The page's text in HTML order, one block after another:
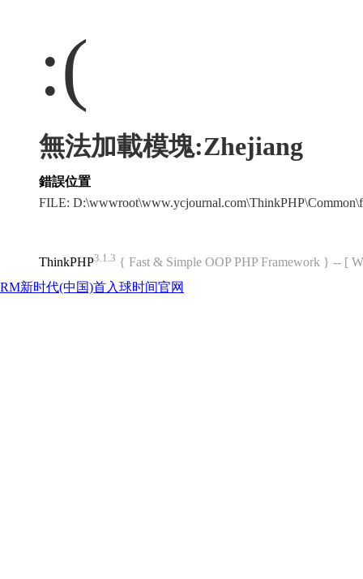
:(
無法加載模塊:Zhejiang
錯誤位置
FILE:
ThinkPHP3.1.3 { Fast & Simple OOP PHP Framework } -- [
RM新时代(中国)首入球时间官网